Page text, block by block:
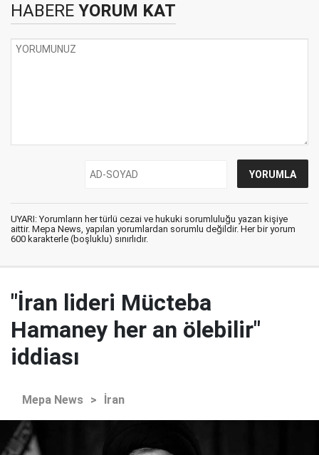
HABERE YORUM KAT
UYARI: Yorumların her türlü cezai ve hukuki sorumluluğu yazan kişiye
aittir. Mepa News, yapılan yorumlardan sorumlu değildir. Her bir yorum
600 karakterle (boşluklu) sınırlıdır.
"İran lideri Mücteba
Hamaney her an ölebilir"
iddiası
Mepa News > İran